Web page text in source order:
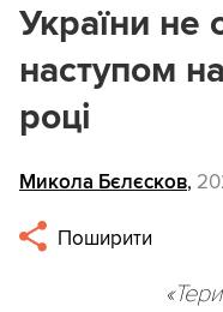
України не
наступом
році
Микола Бєлєсков,
Поширити